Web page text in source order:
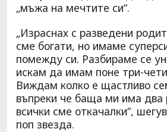
„мъжа на мечтите си“.
„Израснах с разведени
сме богати, но имаме
помежду си. Разбираме се
искам да имам поне три-
Виждам колко е щастливо
въпреки че баща ми има два
всички сме откачалки“,
поп звезда.